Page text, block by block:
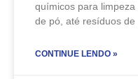
químicos para
de pó, até resíduos de
CONTINUE LENDO »